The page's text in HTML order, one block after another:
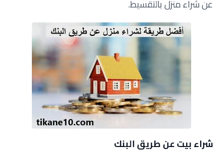
عن شراء منزل بالتقسيط.
شراء بيت عن طريق البنك